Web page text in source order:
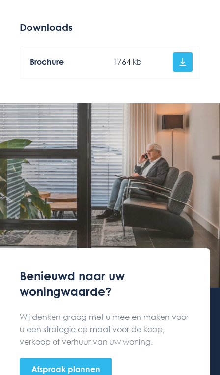
Downloads
Brochure 1764 kb
Benieuwd naar uw
woningwaarde?
Wij denken graag met u mee en maken voor
u een strategie op maat voor de koop,
verkoop of verhuur van uw woning.
Afspraak plannen